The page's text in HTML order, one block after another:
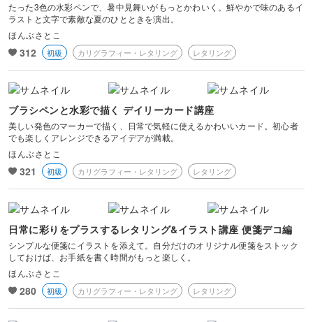
たった3色の水彩ペンで、暑中見舞いがもっとかわいく。鮮やかで味のあるイ
ラストと文字で素敵な夏のひとときを演出。
ほんぶさとこ
312 初級 カリグラフィー・レタリング レタリング
ブラシペンと水彩で描く デイリーカード講座
美しい発色のマーカーで描く、日常で気軽に使えるかわいいカード。初心者
でも楽しくアレンジできるアイデアが満載。
ほんぶさとこ
321 初級 カリグラフィー・レタリング レタリング
日常に彩りをプラスするレタリング&イラスト講座 便箋デコ編
シンプルな便箋にイラストを添えて。自分だけのオリジナル便箋をストック
しておけば、お手紙を書く時間がもっと楽しく。
ほんぶさとこ
280 初級 カリグラフィー・レタリング レタリング